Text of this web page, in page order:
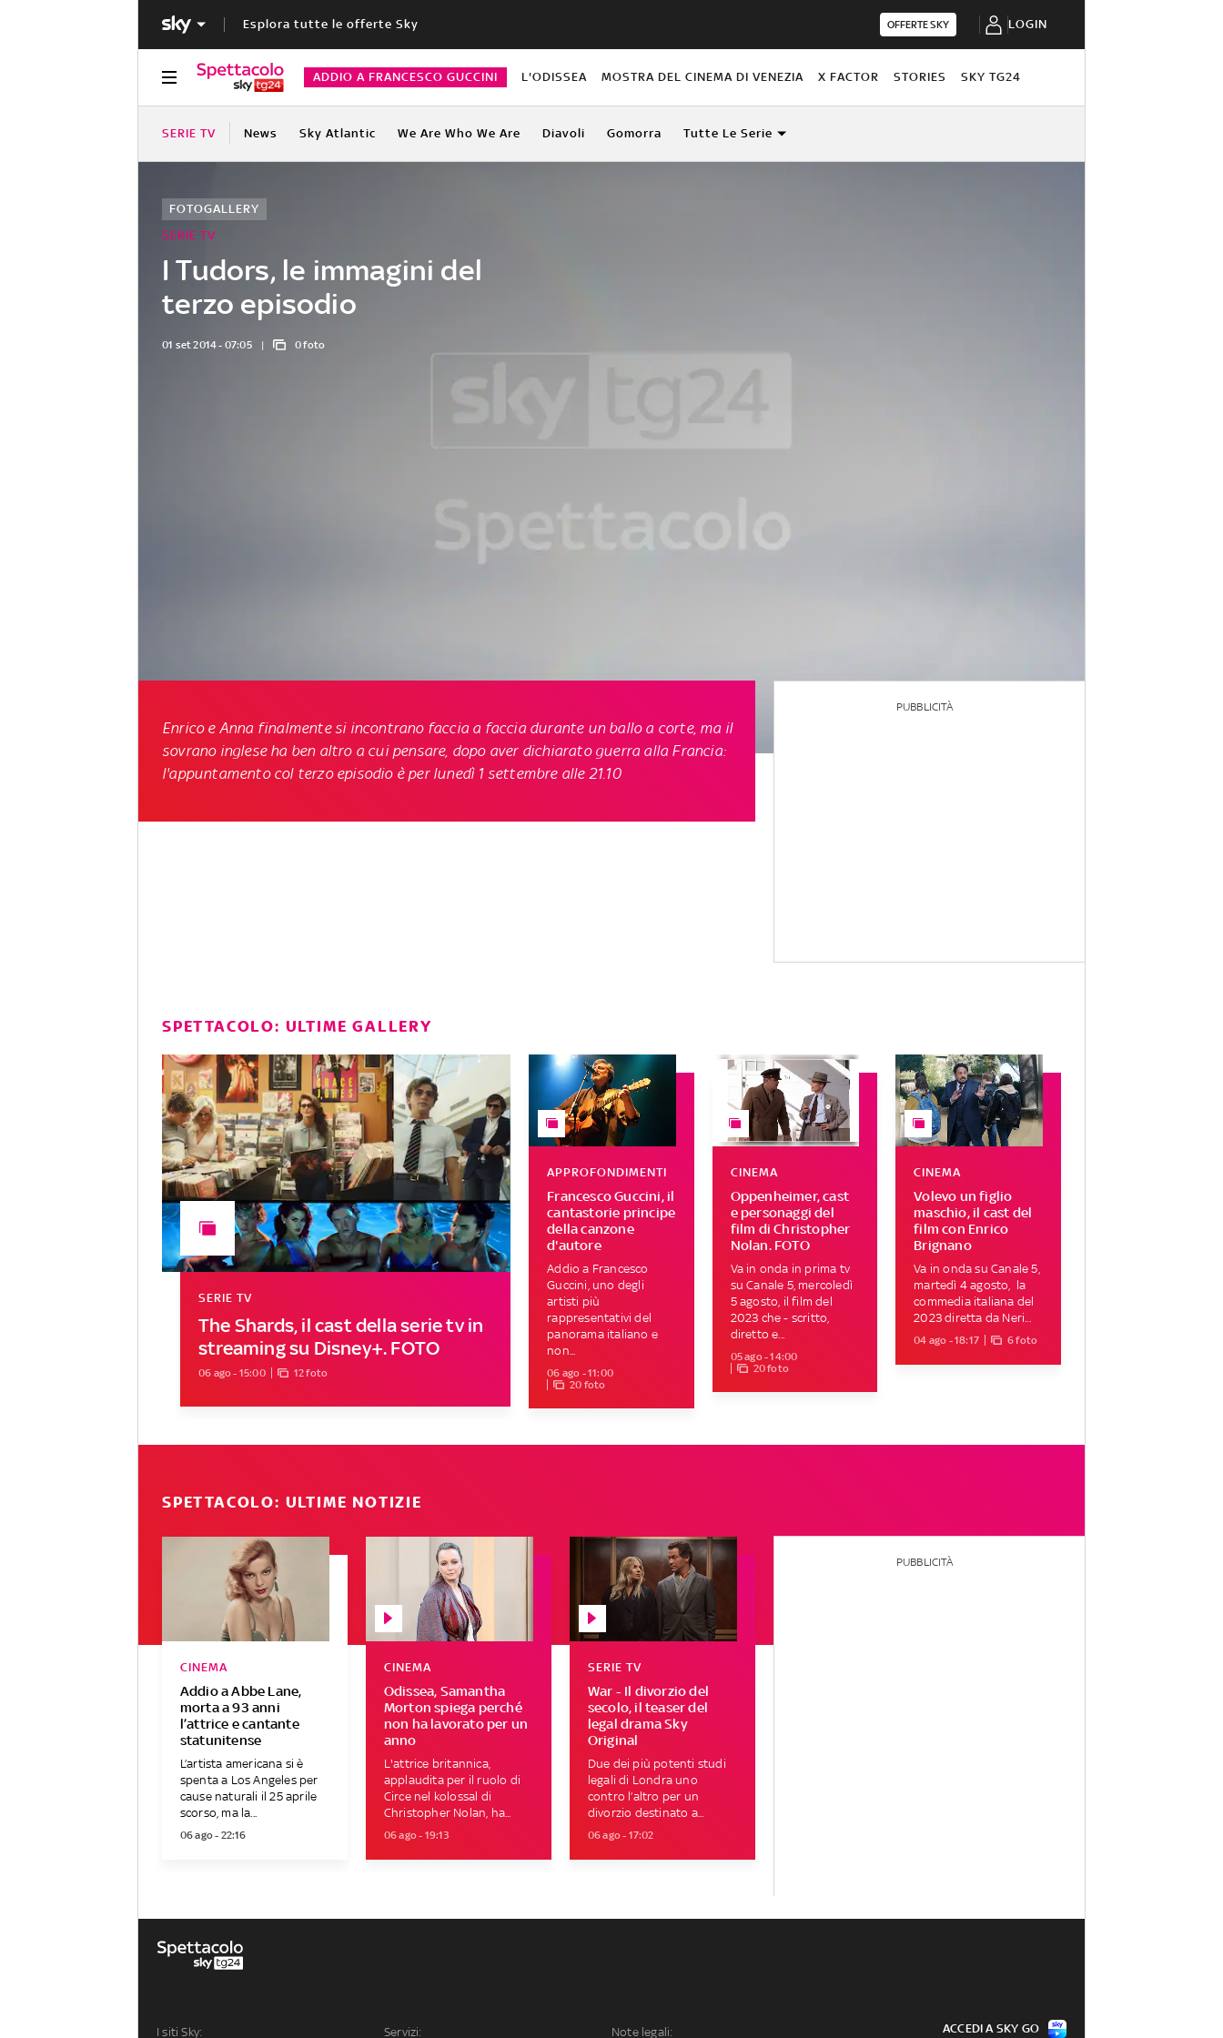
Esplora tutte le offerte Sky OFFERTE SKY LOGIN
ADDIO A FRANCESCO GUCCINI L'ODISSEA MOSTRA DEL CINEMA DI VENEZIA X FACTOR STORIES SKY TG24
SERIE TV News Sky Atlantic We Are Who We Are Diavoli Gomorra Tutte Le Serie
I Tudors, le immagini del
terzo episodio
SERIE TV
FOTOGALLERY
01 set 2014 - 07:05 0 foto
Enrico e Anna finalmente si incontrano faccia a faccia durante un ballo a corte, ma il
sovrano inglese ha ben altro a cui pensare, dopo aver dichiarato guerra alla Francia:
l'appuntamento col terzo episodio è per lunedì 1 settembre alle 21.10
PUBBLICITÀ
SPETTACOLO: ULTIME GALLERY
The Shards, il cast della serie tv in
streaming su Disney+. FOTO
SERIE TV
06 ago - 15:00 12 foto
Francesco Guccini, il
cantastorie principe
della canzone
d'autore
APPROFONDIMENTI
Addio a Francesco
Guccini, uno degli
artisti più
rappresentativi del
panorama italiano e
non...
06 ago - 11:00
20 foto
Oppenheimer, cast
e personaggi del
film di Christopher
Nolan. FOTO
CINEMA
Va in onda in prima tv
su Canale 5, mercoledì
5 agosto, il film del
2023 che - scritto,
diretto e...
05 ago - 14:00
20 foto
Volevo un figlio
maschio, il cast del
film con Enrico
Brignano
CINEMA
Va in onda su Canale 5,
martedì 4 agosto, la
commedia italiana del
2023 diretta da Neri...
04 ago - 18:17 6 foto
SPETTACOLO: ULTIME NOTIZIE
Addio a Abbe Lane,
morta a 93 anni
l’attrice e cantante
statunitense
CINEMA
L’artista americana si è
spenta a Los Angeles per
cause naturali il 25 aprile
scorso, ma la...
06 ago - 22:16
Odissea, Samantha
Morton spiega perché
non ha lavorato per un
anno
CINEMA
L'attrice britannica,
applaudita per il ruolo di
Circe nel kolossal di
Christopher Nolan, ha...
06 ago - 19:13
War - Il divorzio del
secolo, il teaser del
legal drama Sky
Original
SERIE TV
Due dei più potenti studi
legali di Londra uno
contro l’altro per un
divorzio destinato a...
06 ago - 17:02
PUBBLICITÀ
I siti Sky: Servizi: Note legali: ACCEDI A SKY GO